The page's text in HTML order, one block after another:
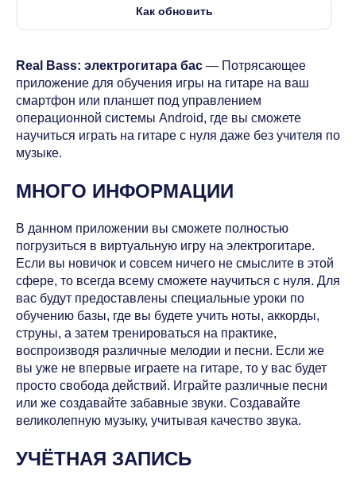
Как обновить
Real Bass: электрогитара бас — Потрясающее
приложение для обучения игры на гитаре на ваш
смартфон или планшет под управлением
операционной системы Android, где вы сможете
научиться играть на гитаре с нуля даже без учителя по
музыке.
МНОГО ИНФОРМАЦИИ
В данном приложении вы сможете полностью
погрузиться в виртуальную игру на электрогитаре.
Если вы новичок и совсем ничего не смыслите в этой
сфере, то всегда всему сможете научиться с нуля. Для
вас будут предоставлены специальные уроки по
обучению базы, где вы будете учить ноты, аккорды,
струны, а затем тренироваться на практике,
воспроизводя различные мелодии и песни. Если же
вы уже не впервые играете на гитаре, то у вас будет
просто свобода действий. Играйте различные песни
или же создавайте забавные звуки. Создавайте
великолепную музыку, учитывая качество звука.
УЧЁТНАЯ ЗАПИСЬ